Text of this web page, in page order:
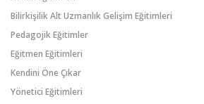
Bilirkişilik Alt Uzmanlık Gelişim Eğitimleri
Pedagojik Eğitimler
Eğitmen Eğitimleri
Kendini Öne Çıkar
Yönetici Eğitimleri